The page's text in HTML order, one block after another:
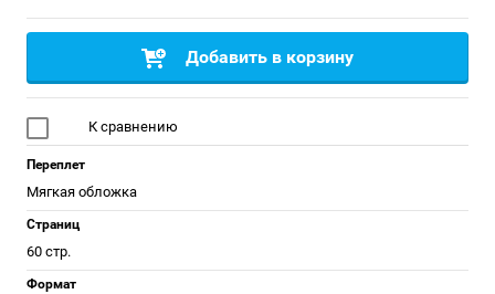
Добавить в корзину
К сравнению
Переплет
Мягкая обложка
Страниц
60 стр.
Формат